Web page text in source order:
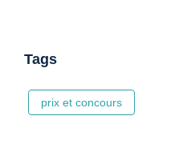
Tags
prix et concours